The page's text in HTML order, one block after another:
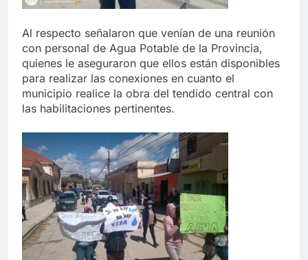
Al respecto señalaron que venían de una reunión
con personal de Agua Potable de la Provincia,
quienes le aseguraron que ellos están disponibles
para realizar las conexiones en cuanto el
municipio realice la obra del tendido central con
las habilitaciones pertinentes.